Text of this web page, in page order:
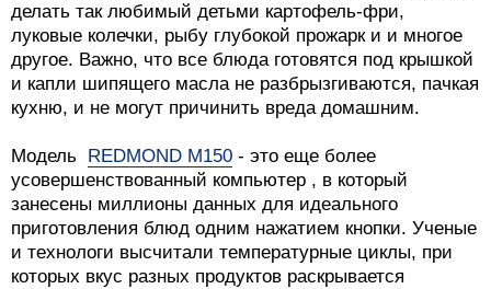
делать так любимый детьми картофель-фри,
луковые колечки, рыбу глубокой прожарк и и многое
другое. Важно, что все блюда готовятся под крышкой
и капли шипящего масла не разбрызгиваются, пачкая
кухню, и не могут причинить вреда домашним.
Модель REDMOND M150 - это еще более
усовершенствованный компьютер , в который
занесены миллионы данных для идеального
приготовления блюд одним нажатием кнопки. Ученые
и технологи высчитали температурные циклы, при
которых вкус разных продуктов раскрывается